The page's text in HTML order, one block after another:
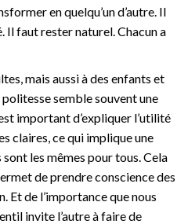
en quelqu’un d’autre. Il
Il faut rester naturel. Chacun a
mais aussi à des enfants et
semble souvent une
important d’expliquer l’utilité
claires, ce qui implique une
les mêmes pour tous. Cela
de prendre conscience des
Et de l’importance que nous
invite l’autre à faire de